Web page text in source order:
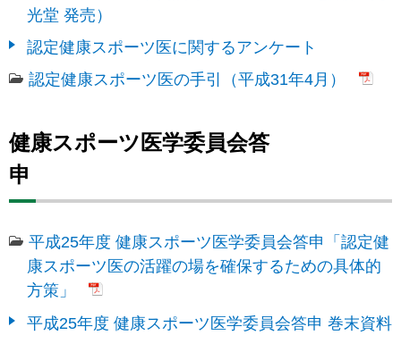
光堂 発売）
認定健康スポーツ医に関するアンケート
認定健康スポーツ医の手引（平成31年4月）
健康スポーツ医学委員会答
申
平成25年度 健康スポーツ医学委員会答申「認定健
康スポーツ医の活躍の場を確保するための具体的
方策」
平成25年度 健康スポーツ医学委員会答申 巻末資料